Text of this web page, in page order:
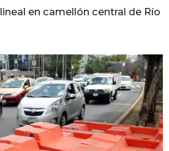
en camellón central de Río